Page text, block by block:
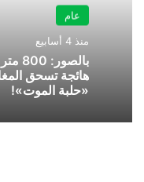
عام
منذ 4 أسابيع
هائجة تسحق
«حلبة الموت»!